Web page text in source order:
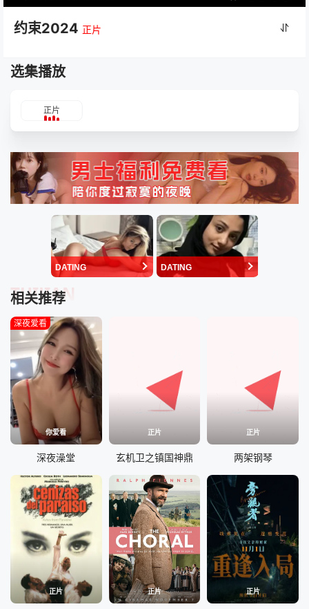
约束2024 正片
选集播放
正片
DATING DATING
相关推荐
TUIJIAN
你爱看
深夜爱看
深夜澡堂
正片
玄机卫之镇国神鼎
正片
两架钢琴
正片 正片 正片